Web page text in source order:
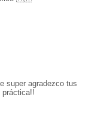
super agradezco tus
práctica!!